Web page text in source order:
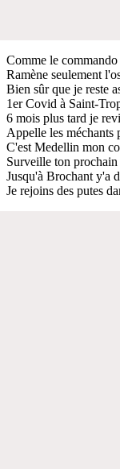
Comme le
Ramène seulement
Bien sûr que je reste
1er Covid à Saint-
6 mois plus tard je
Appelle les méchants
C'est Medellin mon
Surveille ton prochain
Jusqu'à Brochant y'a
Je rejoins des putes